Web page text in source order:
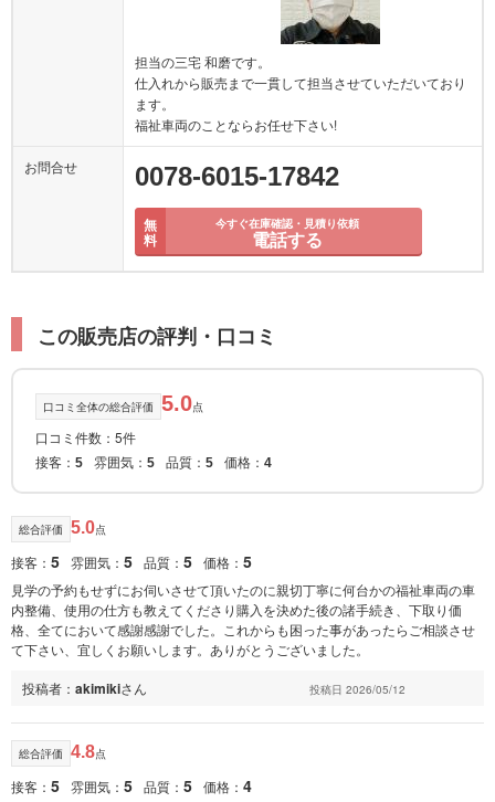
担当の三宅 和磨です。
仕入れから販売まで一貫して担当させていただいており
ます。
福祉車両のことならお任せ下さい!
お問合せ 0078-6015-17842
無
料
今すぐ在庫確認・見積り依頼
電話する
この販売店の評判・口コミ
口コミ全体の総合評価 5.0点
口コミ件数：5件
接客： 5 雰囲気： 5 品質： 5 価格： 4
総合評価 5.0点
接客： 5 雰囲気： 5 品質： 5 価格： 5
見学の予約もせずにお伺いさせて頂いたのに親切丁寧に何台かの福祉車両の車
内整備、使用の仕方も教えてくださり購入を決めた後の諸手続き、下取り価
格、全てにおいて感謝感謝でした。これからも困った事があったらご相談させ
て下さい、宜しくお願いします。ありがとうございました。
投稿者： akimikiさん 投稿日 2026/05/12
総合評価 4.8点
接客： 5 雰囲気： 5 品質： 5 価格： 4